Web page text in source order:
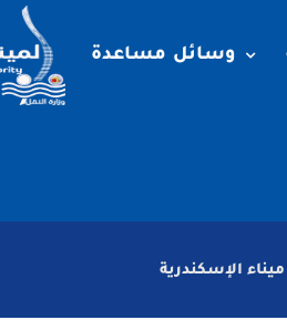
وسائل مساعدة
الإسكندرية